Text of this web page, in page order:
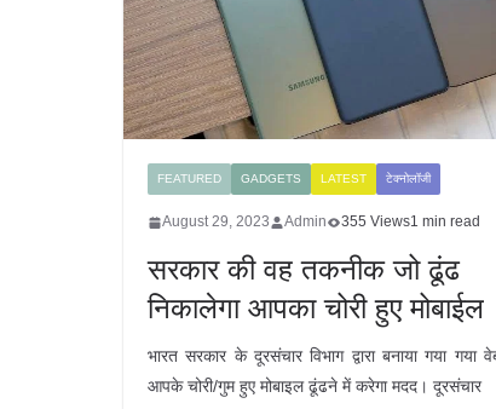
FEATURED GADGETS LATEST टेक्नोलॉजी
August 29, 2023 Admin 355 Views1 min read
सरकार की वह तकनीक जो ढूंढ
निकालेगा आपका चोरी हुए मोबाईल
भारत सरकार के दूरसंचार विभाग द्वारा बनाया गया गया
आपके चोरी/गुम हुए मोबाइल ढूंढने में करेगा मदद। दूरसंचार